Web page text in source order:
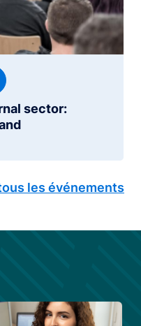
sector:
les événements